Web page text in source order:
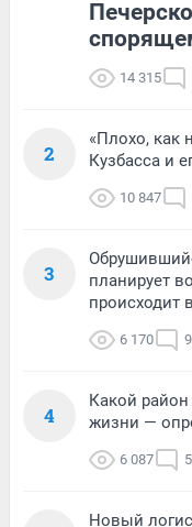
14 315
2
«Плохо, как
Кузбасса и
10 847
3
планирует
происходит
6 170 9
4
Какой
жизни —
6 087 5
Новый